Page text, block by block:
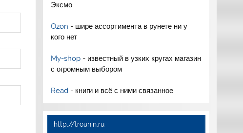
Эксмо
Ozon - шире ассортимента в рунете ни у
кого нет
My-shop- известный в узких кругах магазин
с огромным выбором
Read- книги и всё с ними связанное
http://trounin.ru